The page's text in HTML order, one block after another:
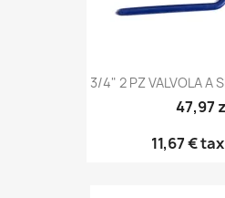
3/4" 2 PZ VALVOLA A
47,97
11,67 €tax